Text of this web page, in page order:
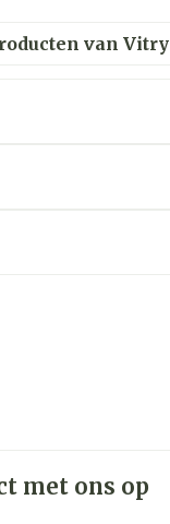
van Vitry
met ons op